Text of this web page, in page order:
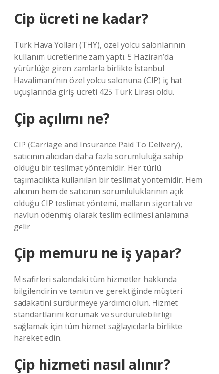
Cip ücreti ne kadar?
Türk Hava Yolları (THY), özel yolcu salonlarının
kullanım ücretlerine zam yaptı. 5 Haziran’da
yürürlüğe giren zamlarla birlikte İstanbul
Havalimanı’nın özel yolcu salonuna (CIP) iç hat
uçuşlarında giriş ücreti 425 Türk Lirası oldu.
Çip açılımı ne?
CIP (Carriage and Insurance Paid To Delivery),
satıcının alıcıdan daha fazla sorumluluğa sahip
olduğu bir teslimat yöntemidir. Her türlü
taşımacılıkta kullanılan bir teslimat yöntemidir. Hem
alıcının hem de satıcının sorumluluklarının açık
olduğu CIP teslimat yöntemi, malların sigortalı ve
navlun ödenmiş olarak teslim edilmesi anlamına
gelir.
Çip memuru ne iş yapar?
Misafirleri salondaki tüm hizmetler hakkında
bilgilendirin ve tanıtın ve gerektiğinde müşteri
sadakatini sürdürmeye yardımcı olun. Hizmet
standartlarını korumak ve sürdürülebilirliği
sağlamak için tüm hizmet sağlayıcılarla birlikte
hareket edin.
Çip hizmeti nasıl alınır?